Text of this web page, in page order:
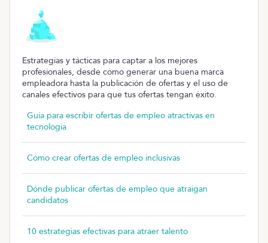
Estrategias y tácticas para captar a los mejores
profesionales, desde cómo generar una buena marca
empleadora hasta la publicación de ofertas y el uso de
canales efectivos para que tus ofertas tengan éxito.
Guía para escribir ofertas de empleo atractivas en
tecnología
Cómo crear ofertas de empleo inclusivas
Dónde publicar ofertas de empleo que atraigan
candidatos
10 estrategias efectivas para atraer talento